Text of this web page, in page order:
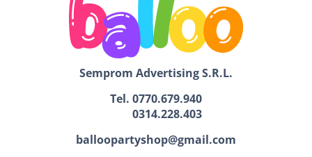
Semprom Advertising S.R.L.
Tel. 0770.679.940
0314.228.403
balloopartyshop@gmail.com